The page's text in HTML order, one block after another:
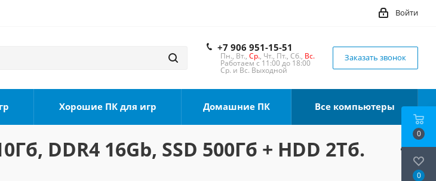
Войти
+7 906 951-15-51
Пн., Вт., Ср., Чт., Пт., Сб., Вс.
Работаем с 11:00 до 18:00
Ср. и Вс. Выходной
Заказать звонок
Хорошие ПК для игр Домашние ПК Все компьютеры
DDR4 16Gb, SSD 500Гб + HDD 2Тб.
0
0